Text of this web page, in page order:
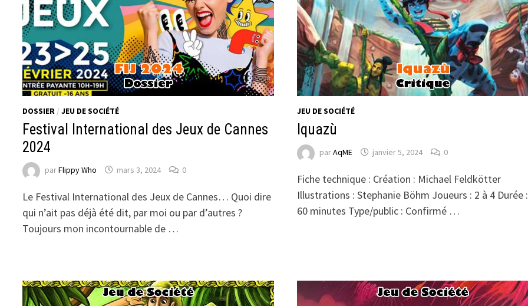
DOSSIER /JEU DE SOCIÉTÉ
Festival International des Jeux de Cannes
2024
parFlippy Who mars 3, 2024 0
Le Festival International des Jeux de Cannes… Quoi dire
qui n’ait pas déjà été dit, par moi ou par d’autres ?
Toujours mon incontournable de …
JEU DE SOCIÉTÉ
Iquazù
parAqME janvier 5, 2024 0
Fiche technique : Création : Michael Feldkötter
Illustrations : Stephanie Böhm Joueurs : 2 à 4 Durée
60 minutes Type/public : Confirmé …